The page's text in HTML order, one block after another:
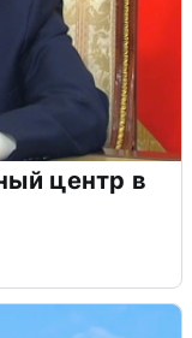
центр в